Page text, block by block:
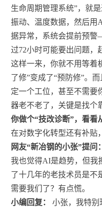
生命周期管理系统”，就
振动、温度数据，然后用
据异常，系统会提前预
过72小时可能要出问题，
这样一来，你就不用等着
了修”变成了“预防修”。
定一个工位，甚至不需要
器老不老了，关键是找个
你做个“技改诊断”，看看
在对数字化转型还有补贴
网友“新冶钢的小张”提问：
我也觉得AI是趋势，但我
了十几年的老技术员是不
需要我们了？有点慌。
小编回复：
小张，我特别